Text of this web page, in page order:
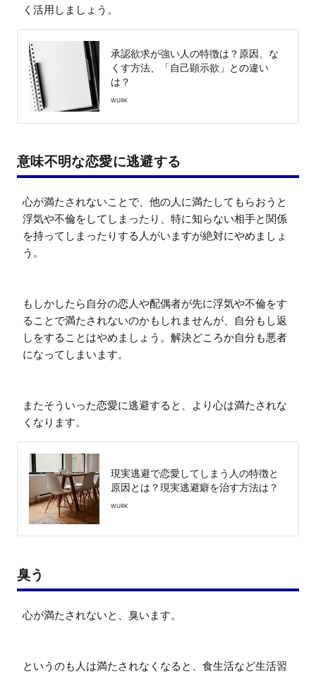
く活用しましょう。
承認欲求が強い人の特徴は？原因、な
くす方法、「自己顕示欲」との違い
は？
WURK
意味不明な恋愛に逃避する
心が満たされないことで、他の人に満たしてもらおうと
浮気や不倫をしてしまったり、特に知らない相手と関係
を持ってしまったりする人がいますが絶対にやめましょ
う。
もしかしたら自分の恋人や配偶者が先に浮気や不倫をす
ることで満たされないのかもしれませんが、自分もし返
しをすることはやめましょう。解決どころか自分も悪者
になってしまいます。
またそういった恋愛に逃避すると、より心は満たされな
くなります。
現実逃避で恋愛してしまう人の特徴と
原因とは？現実逃避癖を治す方法は？
WURK
臭う
心が満たされないと、臭います。
というのも人は満たされなくなると、食生活など生活習